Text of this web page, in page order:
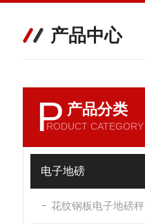
产品中心
P 产品分类
RODUCT CATEGORY
电子地磅
花纹钢板电子地磅秤